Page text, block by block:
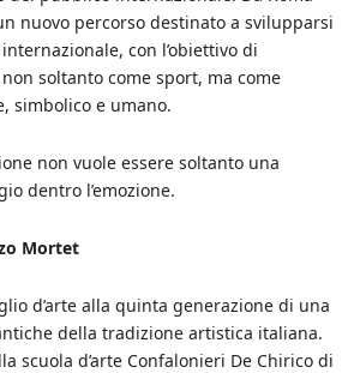
nuovo percorso destinato a svilupparsi
con l’obiettivo di
soltanto come sport, ma come
simbolico e umano.
non vuole essere soltanto una
dentro l’emozione.
Mortet
d’arte alla quinta generazione di una
della tradizione artistica italiana.
scuola d’arte Confalonieri De Chirico di